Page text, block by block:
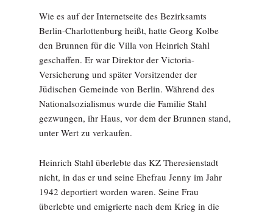
Wie es auf der Internetseite des Bezirksamts
Berlin-Charlottenburg heißt, hatte Georg Kolbe
den Brunnen für die Villa von Heinrich Stahl
geschaffen. Er war Direktor der Victoria-
Versicherung und später Vorsitzender der
Jüdischen Gemeinde von Berlin. Während des
Nationalsozialismus wurde die Familie Stahl
gezwungen, ihr Haus, vor dem der Brunnen stand,
unter Wert zu verkaufen.
Heinrich Stahl überlebte das KZ Theresienstadt
nicht, in das er und seine Ehefrau Jenny im Jahr
1942 deportiert worden waren. Seine Frau
überlebte und emigrierte nach dem Krieg in die